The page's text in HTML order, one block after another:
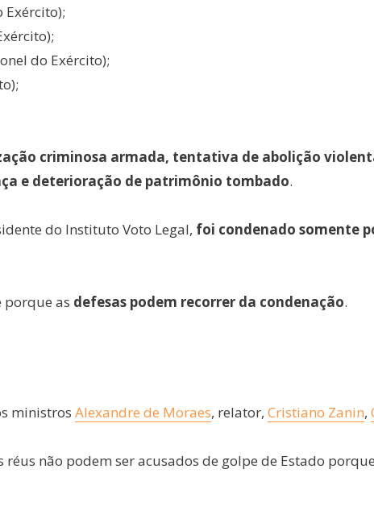
do Exército);
criminosa armada, tentativa de abolição
e deterioração de patrimônio tombado.
do Instituto Voto Legal, foi condenado somente
porque as defesas podem recorrer da condenação.
ministros Alexandre de Moraes, relator, Cristiano Zanin,
réus não podem ser acusados de golpe de Estado